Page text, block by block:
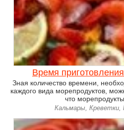
Время
Зная количество времени,
каждого вида морепродуктов,
что морепродукты
Кальмары,